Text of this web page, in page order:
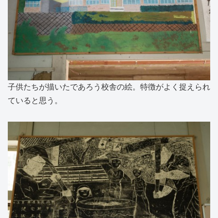
子供たちが描いたであろう校舎の絵。特徴がよく捉えられ
ていると思う。